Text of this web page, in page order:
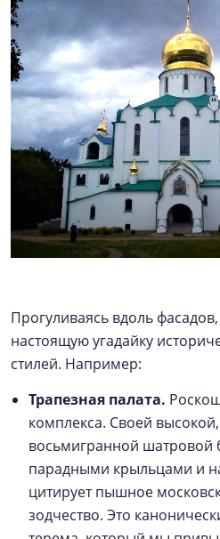
Прогуливаясь вдоль
настоящую угадайку
стилей. Например:
Трапезная палата.
комплекса. Своей
восьмигранной
парадными крыльцами и
цитирует пышное
зодчество. Это